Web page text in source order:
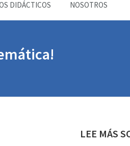
DIDÁCTICOS NOSOTROS
LEE MÁS